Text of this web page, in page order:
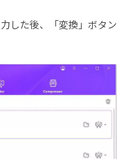
した後、「変換」ボタン